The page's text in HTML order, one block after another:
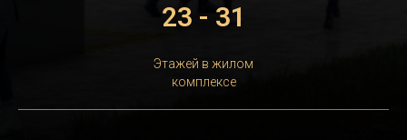
23 - 31
Этажей в жилом
комплексе